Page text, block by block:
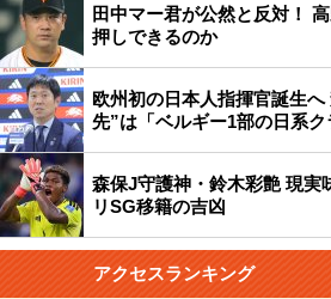
田中マー君が公然と反対！
押しできるのか
欧州初の日本人指揮官誕生
先”は「ベルギー1部の日系
森保J守護神・鈴木彩艶 現実
リSG移籍の吉凶
アクセスランキング